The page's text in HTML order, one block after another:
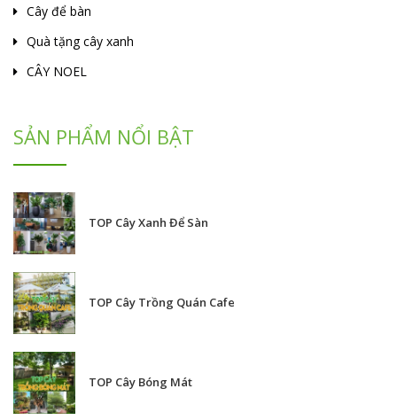
Cây để bàn
Quà tặng cây xanh
CÂY NOEL
SẢN PHẨM NỔI BẬT
TOP Cây Xanh Để Sàn
TOP Cây Trồng Quán Cafe
TOP Cây Bóng Mát